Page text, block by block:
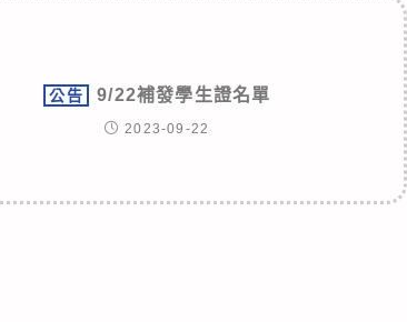
公告 9/22補發學生證名單
2023-09-22